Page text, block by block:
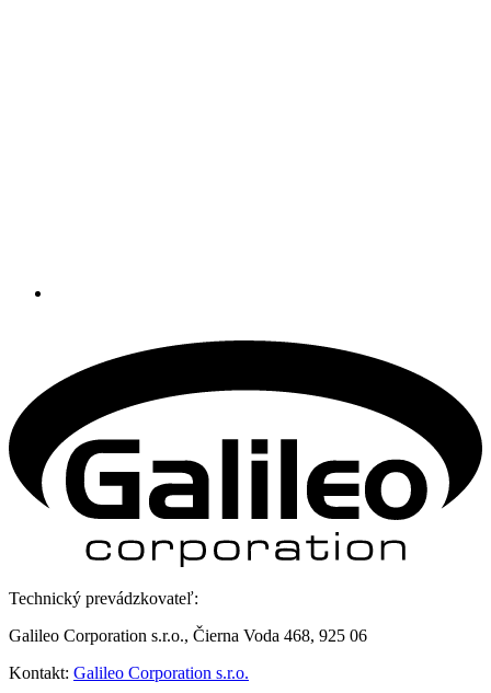
Technický prevádzkovateľ:
Galileo Corporation s.r.o., Čierna Voda 468, 925 06
Kontakt: Galileo Corporation s.r.o.